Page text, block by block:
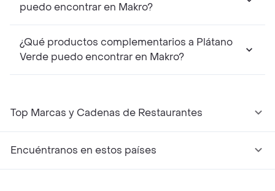
puedo encontrar en Makro?
¿Qué productos complementarios a Plátano
Verde puedo encontrar en Makro?
Top Marcas y Cadenas de Restaurantes
Encuéntranos en estos países